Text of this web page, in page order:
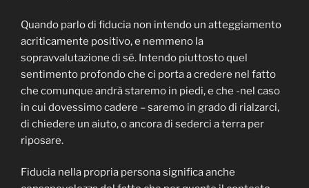
Quando parlo di fiducia non intendo un atteggiamento
acriticamente positivo, e nemmeno la
sopravvalutazione di sé. Intendo piuttosto quel
sentimento profondo che ci porta a credere nel fatto
che comunque andrà staremo in piedi, e che -nel caso
in cui dovessimo cadere – saremo in grado di rialzarci,
di chiedere un aiuto, o ancora di sederci a terra per
riposare.
Fiducia nella propria persona significa anche